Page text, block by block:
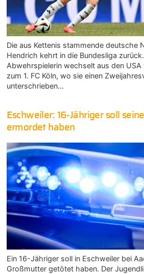
Die aus Kettenis stammende deutsche
Hendrich kehrt in die Bundesliga
Abwehrspielerin wechselt aus den
zum 1. FC Köln, wo sie einen
unterschrieben…
Eschweiler: 16-Jähriger soll
ermordet haben
Ein 16-Jähriger soll in Eschweiler bei
Großmutter getötet haben. Der